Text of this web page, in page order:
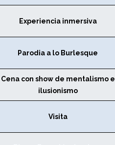
Experiencia inmersiva
Parodia a lo Burlesque
Cena con show de mentalismo e
ilusionismo
Visita